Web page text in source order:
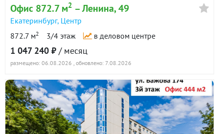
Офис 872.7 м2 – Ленина, 49
Екатеринбург, Центр
872.7 м2 3/4 этаж в деловом центре
1 047 240 ₽ / месяц
размещено: 06.08.2026 , обновлено: 7.08.2026